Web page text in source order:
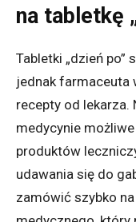
na tabletkę
Tabletki „dzień po”
jednak farmaceuta
recepty od
medycynie
produktów
udawania się do
zamówić szybko